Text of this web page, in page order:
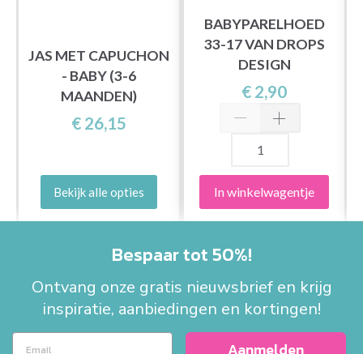
JAS MET CAPUCHON
- BABY (3-6
MAANDEN)
€ 26,15
Bekijk alle opties
BABYPARELHOED
33-17 VAN DROPS
DESIGN
€ 2,90
In winkelwagentje
Bespaar tot 50%!
Ontvang onze gratis nieuwsbrief en krijg
inspiratie, aanbiedingen en kortingen!